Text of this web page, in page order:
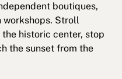
boutiques,
workshops. Stroll
historic center, stop
the sunset from the